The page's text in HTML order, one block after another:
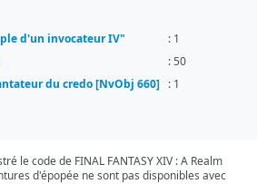
d'un invocateur IV"
: 1
: 50
du credo [NvObj 660] : 1
le code de FINAL FANTASY XIV : A Realm
d'épopée ne sont pas disponibles avec